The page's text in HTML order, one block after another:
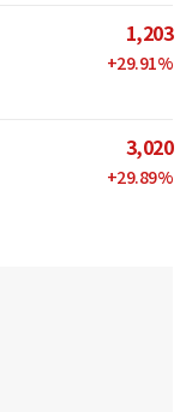
1,203
+29.91%
3,020
+29.89%